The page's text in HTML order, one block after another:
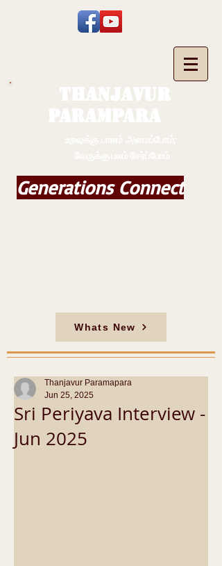
Generations Connect
Whats New
Sri Periyava Interview -
Jun 2025
Thanjavur Paramapara
Jun 25, 2025